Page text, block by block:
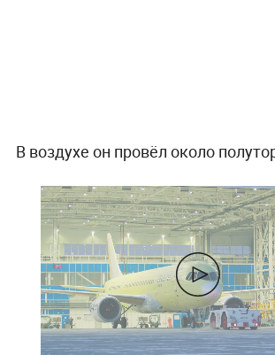
В воздухе он провёл около